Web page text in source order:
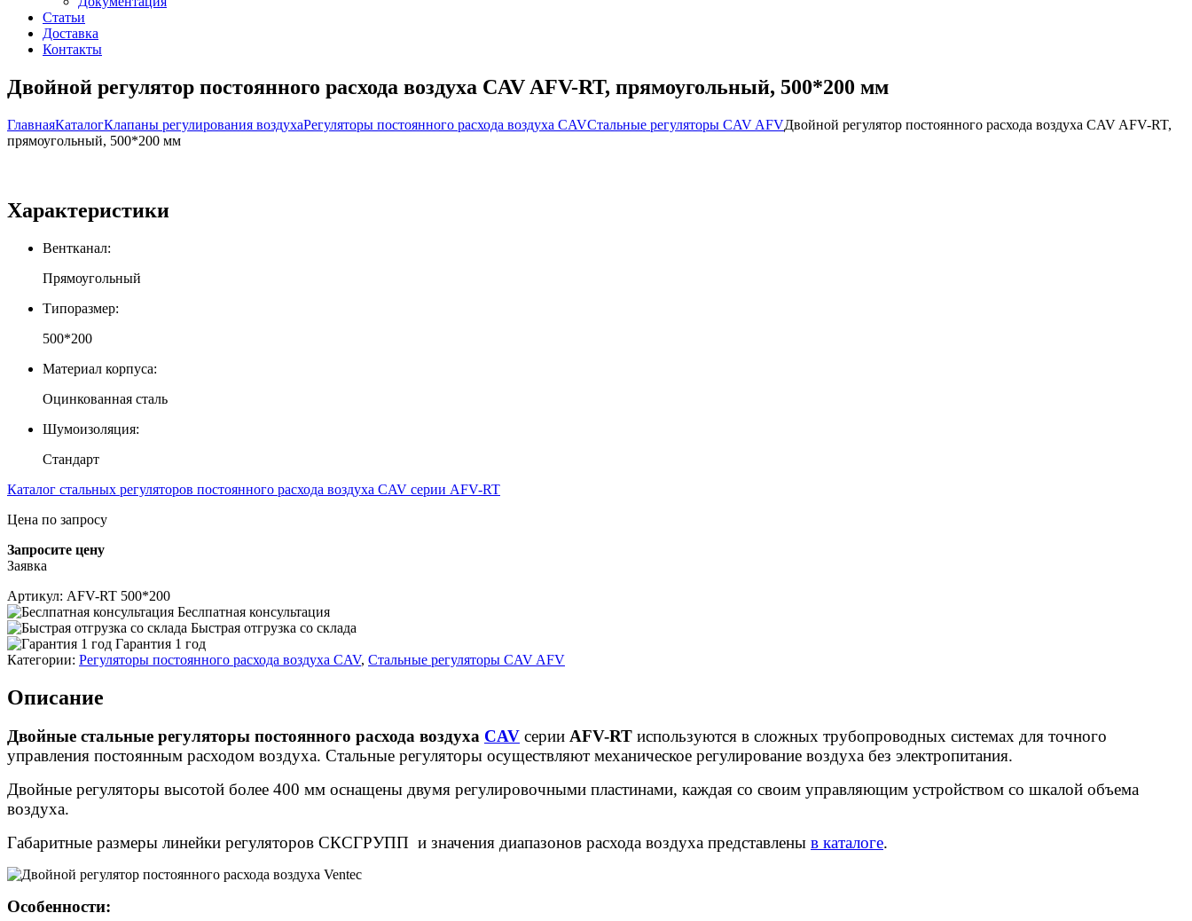
Статьи
Доставка
Контакты
Двойной регулятор постоянного расхода воздуха CAV AFV-RT, прямоугольный, 500*200 мм
ГлавнаяКаталогКлапаны регулирования воздухаРегуляторы постоянного расхода воздуха CAVСтальные регуляторы CAV AFVДвойной регулятор постоянного расхода воздуха CAV AFV-RT,
прямоугольный, 500*200 мм
Характеристики
Вентканал:
Прямоугольный
Типоразмер:
500*200
Материал корпуса:
Оцинкованная сталь
Шумоизоляция:
Стандарт
Каталог стальных регуляторов постоянного расхода воздуха CAV серии AFV-RT
Цена по запросу
Запросите цену
Заявка
Артикул: AFV-RT 500*200
Беслпатная консультация
Быстрая отгрузка со склада
Гарантия 1 год
Категории: Регуляторы постоянного расхода воздуха CAV, Стальные регуляторы CAV AFV
Описание
Двойные стальные регуляторы постоянного расхода воздуха CAV серии AFV-RT используются в сложных трубопроводных системах для точного
управления постоянным расходом воздуха. Стальные регуляторы осуществляют механическое регулирование воздуха без электропитания.
Двойные регуляторы высотой более 400 мм оснащены двумя регулировочными пластинами, каждая со своим управляющим устройством со шкалой объема
воздуха.
Габаритные размеры линейки регуляторов СКСГРУПП и значения диапазонов расхода воздуха представлены в каталоге.
Особенности: